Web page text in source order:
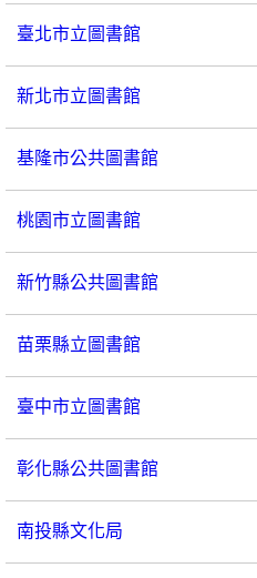
臺北市立圖書館
新北市立圖書館
基隆市公共圖書館
桃園市立圖書館
新竹縣公共圖書館
苗栗縣立圖書館
臺中市立圖書館
彰化縣公共圖書館
南投縣文化局